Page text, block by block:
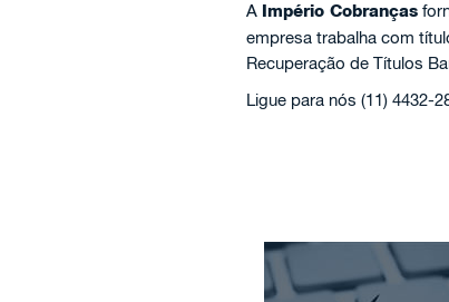
A Império Cobranças
empresa trabalha com
Recuperação de Títulos
Ligue para nós (11) 4432-